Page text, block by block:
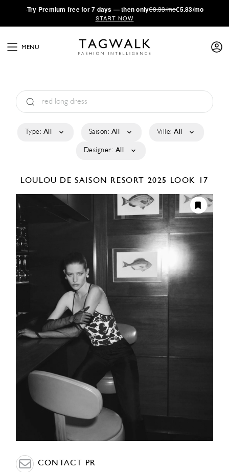
·Try Premium free for 7 days — then only€8.33/mo€5.83/mo
START NOW
MENU
Type: All Saison: All Ville: All
Designer: All
LOULOU DE SAISON RESORT 2025 LOOK 17
CONTACT PR